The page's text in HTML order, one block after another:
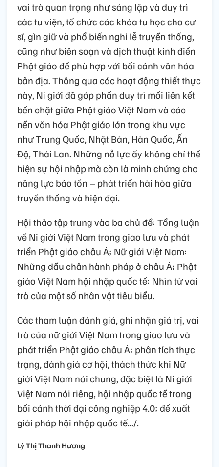
vai trò quan trọng như sáng lập và duy trì
các tu viện, tổ chức các khóa tu học cho cư
sĩ, gìn giữ và phổ biến nghi lễ truyền thống,
cũng như biên soạn và dịch thuật kinh điển
Phật giáo để phù hợp với bối cảnh văn hóa
bản địa. Thông qua các hoạt động thiết thực
này, Ni giới đã góp phần duy trì mối liên kết
bền chặt giữa Phật giáo Việt Nam và các
nền văn hóa Phật giáo lớn trong khu vực
như Trung Quốc, Nhật Bản, Hàn Quốc, Ấn
Độ, Thái Lan. Những nỗ lực ấy không chỉ thể
hiện sự hội nhập mà còn là minh chứng cho
năng lực bảo tồn – phát triển hài hòa giữa
truyền thống và hiện đại.
Hội thảo tập trung vào ba chủ đề: Tổng luận
về Ni giới Việt Nam trong giao lưu và phát
triển Phật giáo châu Á; Nữ giới Việt Nam:
Những dấu chân hành pháp ở châu Á; Phật
giáo Việt Nam hội nhập quốc tế: Nhìn từ vai
trò của một số nhân vật tiêu biểu.
Các tham luận đánh giá, ghi nhận giá trị, vai
trò của nữ giới Việt Nam trong giao lưu và
phát triển Phật giáo châu Á; phân tích thực
trạng, đánh giá cơ hội, thách thức khi Nữ
giới Việt Nam nói chung, đặc biệt là Ni giới
Việt Nam nói riêng, hội nhập quốc tế trong
bối cảnh thời đại công nghiệp 4.0; đề xuất
giải pháp hội nhập quốc tế.../.
Lý Thị Thanh Hương